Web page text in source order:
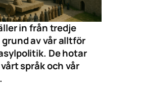
in från tredje
av vår alltför
De hotar
språk och vår